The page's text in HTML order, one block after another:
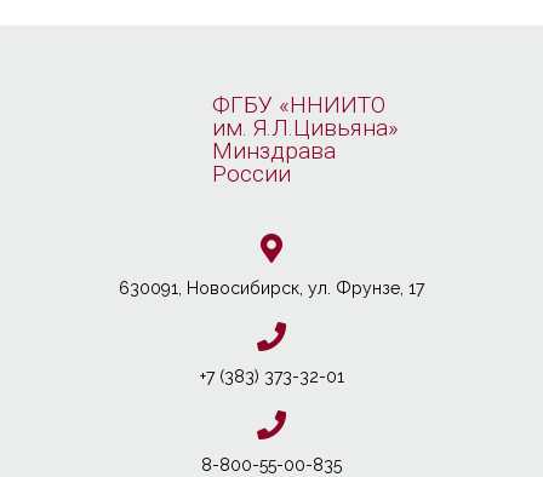
ФГБУ «ННИИТО
им. Я.Л.Цивьяна»
Минздрава
России
630091, Новосибирcк, ул. Фрунзе, 17
+7 (383) 373-32-01
8-800-55-00-835